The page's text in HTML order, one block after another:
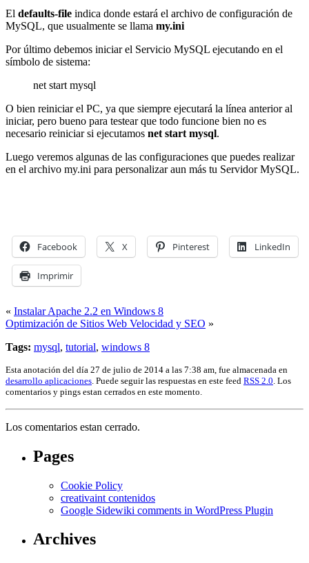
El defaults-file indica donde estará el archivo de configuración de
MySQL, que usualmente se llama my.ini
Por último debemos iniciar el Servicio MySQL ejecutando en el
símbolo de sistema:
net start mysql
O bien reiniciar el PC, ya que siempre ejecutará la línea anterior al
iniciar, pero bueno para testear que todo funcione bien no es
necesario reiniciar si ejecutamos net start mysql.
Luego veremos algunas de las configuraciones que puedes realizar
en el archivo my.ini para personalizar aun más tu Servidor MySQL.
Facebook X Pinterest LinkedIn
Imprimir
« Instalar Apache 2.2 en Windows 8
Optimización de Sitios Web Velocidad y SEO »
Tags: mysql, tutorial, windows 8
Esta anotación del día 27 de julio de 2014 a las 7:38 am, fue almacenada en
desarrollo aplicaciones . Puede seguir las respuestas en este feed RSS 2.0 . Los
comentarios y pings estan cerrados en este momento.
Los comentarios estan cerrado.
Pages
Cookie Policy
creativaint contenidos
Google Sidewiki comments in WordPress Plugin
Archives